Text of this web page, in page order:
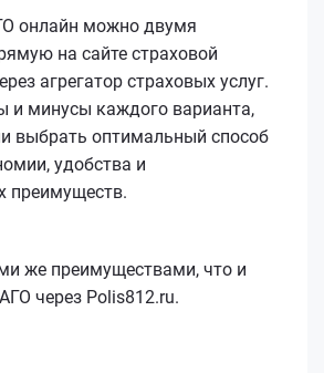
онлайн можно двумя
на сайте страховой
агрегатор страховых услуг.
и минусы каждого варианта,
выбрать оптимальный способ
удобства и
преимуществ.
же преимуществами, что и
через Polis812.ru.